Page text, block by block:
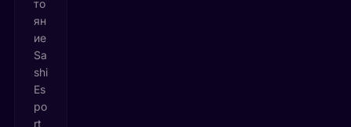
то
ян
ие
Sa
shi
Es
po
rt